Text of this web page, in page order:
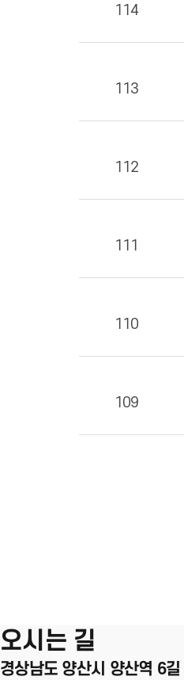
114
113
112
111
110
109
오시는 길
경상남도 양산시 양산역 6길